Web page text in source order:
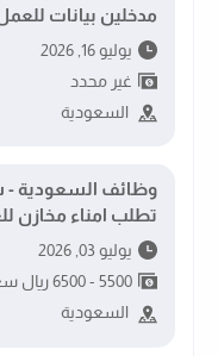
مدخلين بيانات
يوليو 16, 2026
غير محدد
السعودية
وظائف السعودية -
تطلب امناء مخازن
يوليو 03, 2026
5500 - 6500 ريال سعودى
السعودية